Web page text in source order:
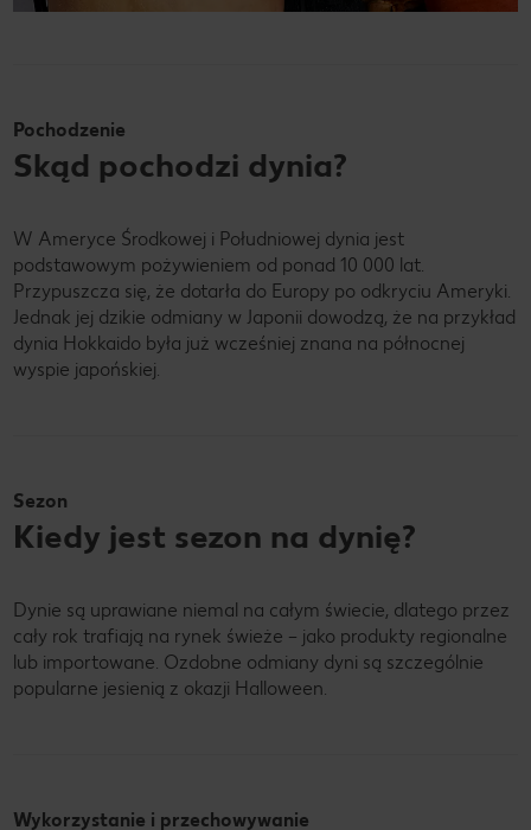
Pochodzenie
Skąd pochodzi dynia?
W Ameryce Środkowej i Południowej dynia jest
podstawowym pożywieniem od ponad 10 000 lat.
Przypuszcza się, że dotarła do Europy po odkryciu Ameryki.
Jednak jej dzikie odmiany w Japonii dowodzą, że na przykład
dynia Hokkaido była już wcześniej znana na północnej
wyspie japońskiej.
Sezon
Kiedy jest sezon na dynię?
Dynie są uprawiane niemal na całym świecie, dlatego przez
cały rok trafiają na rynek świeże – jako produkty regionalne
lub importowane. Ozdobne odmiany dyni są szczególnie
popularne jesienią z okazji Halloween.
Wykorzystanie i przechowywanie